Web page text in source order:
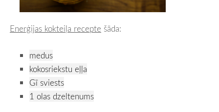
Enerģijas kokteiļa recepte šāda:
medus
kokosriekstu eļļa
Gī sviests
1 olas dzeltenums